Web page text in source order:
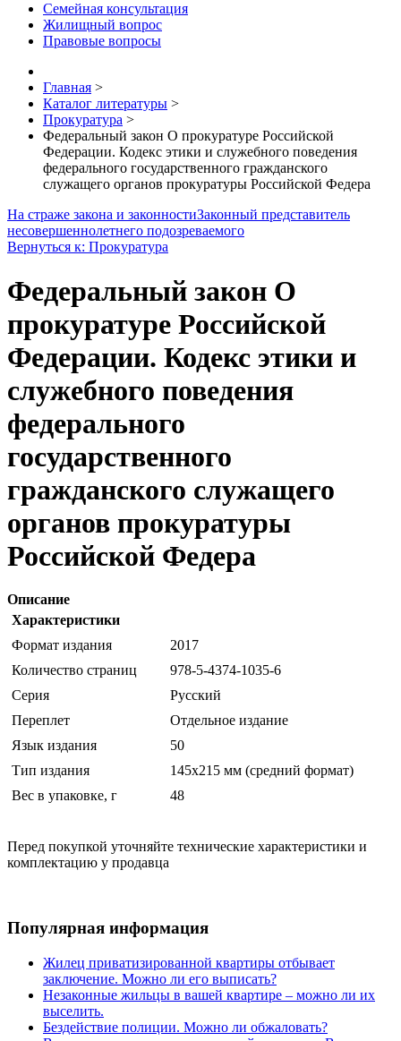
Семейная консультация
Жилищный вопрос
Правовые вопросы
Главная >
Каталог литературы >
Прокуратура >
Федеральный закон О прокуратуре Российской
Федерации. Кодекс этики и служебного поведения
федерального государственного гражданского
служащего органов прокуратуры Российской Федера
На страже закона и законностиЗаконный представитель
несовершеннолетнего подозреваемого
Вернуться к: Прокуратура
Федеральный закон О
прокуратуре Российской
Федерации. Кодекс этики и
служебного поведения
федерального
государственного
гражданского служащего
органов прокуратуры
Российской Федера
Описание
Характеристики
Формат издания
2017
Количество страниц
978-5-4374-1035-6
Серия
Русский
Переплет
Отдельное издание
Язык издания
50
Тип издания
145х215 мм (средний формат)
Вес в упаковке, г
48
Перед покупкой уточняйте технические характеристики и
комплектацию у продавца
Популярная информация
Жилец приватизированной квартиры отбывает
заключение. Можно ли его выписать?
Незаконные жильцы в вашей квартире – можно ли их
выселить.
Бездействие полиции. Можно ли обжаловать?